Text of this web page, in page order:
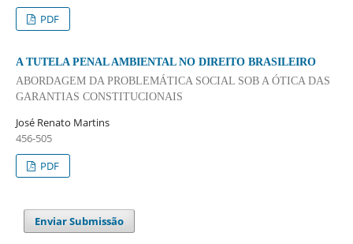
PDF
A TUTELA PENAL AMBIENTAL NO DIREITO BRASILEIRO
ABORDAGEM DA PROBLEMÁTICA SOCIAL SOB A ÓTICA DAS
GARANTIAS CONSTITUCIONAIS
José Renato Martins
456-505
PDF
Enviar Submissão